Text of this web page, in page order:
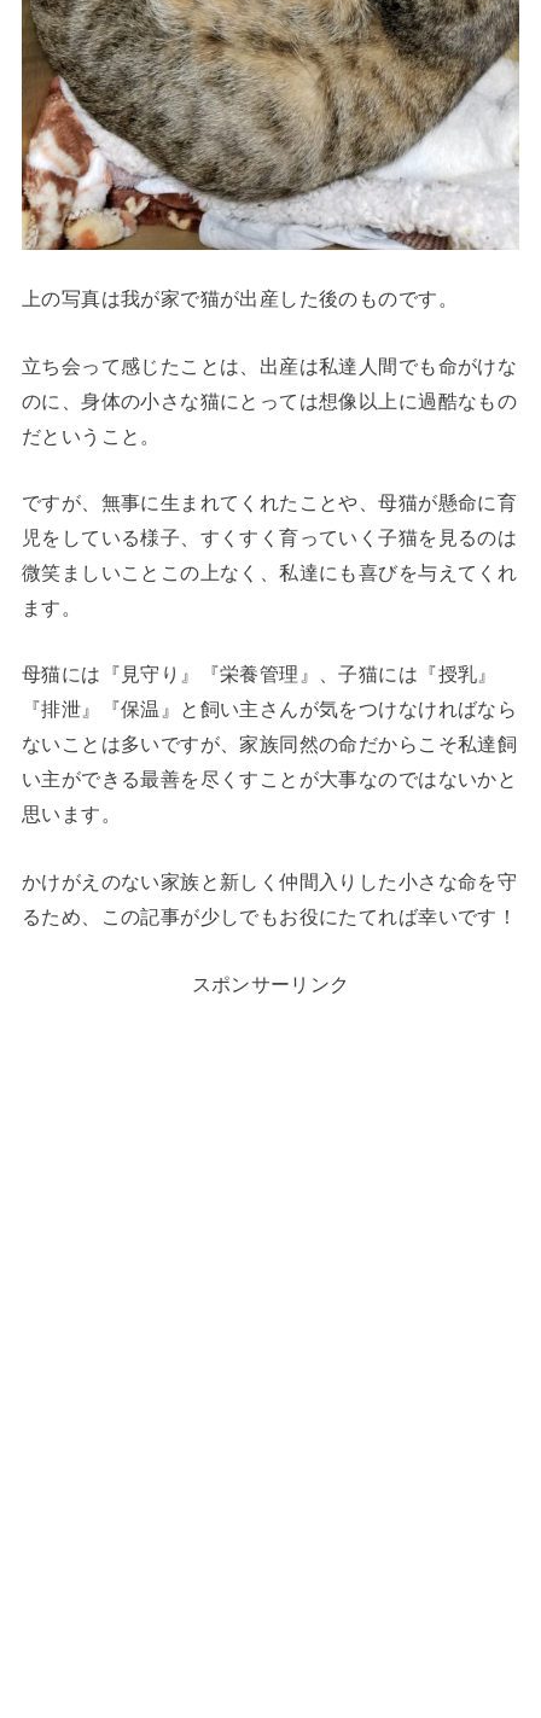
上の写真は我が家で猫が出産した後のものです。
立ち会って感じたことは、出産は私達人間でも命がけな
のに、身体の小さな猫にとっては想像以上に過酷なもの
だということ。
ですが、無事に生まれてくれたことや、母猫が懸命に育
児をしている様子、すくすく育っていく子猫を見るのは
微笑ましいことこの上なく、私達にも喜びを与えてくれ
ます。
母猫には『見守り』『栄養管理』、子猫には『授乳』
『排泄』『保温』と飼い主さんが気をつけなければなら
ないことは多いですが、家族同然の命だからこそ私達飼
い主ができる最善を尽くすことが大事なのではないかと
思います。
かけがえのない家族と新しく仲間入りした小さな命を守
るため、この記事が少しでもお役にたてれば幸いです！
スポンサーリンク